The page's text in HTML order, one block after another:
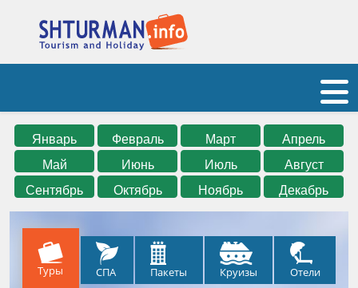
Январь Февраль Март
Апрель
Май
Июнь Июль
Август
Сентябрь
Октябрь Ноябрь Декабрь
Туры СПА Пакеты Круизы Отели